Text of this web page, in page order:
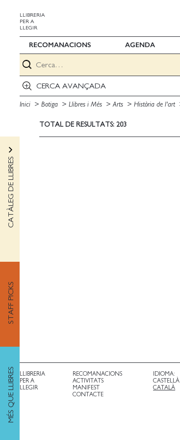
LLIBRERIA
PER A
LLEGIR
RECOMANACIONS AGENDA
CERCA AVANÇADA
Inici Botiga Llibres i Més Arts Història de l'art
TOTAL DE RESULTATS: 203
CATÀLEG DE LLIBRES
STAFF PICKS
MÉS QUE LLIBRES
LLIBRERIA
PER A
LLEGIR
RECOMANACIONS
ACTIVITATS
MANIFEST
CONTACTE
IDIOMA:
CASTELLÀ
CATALÀ